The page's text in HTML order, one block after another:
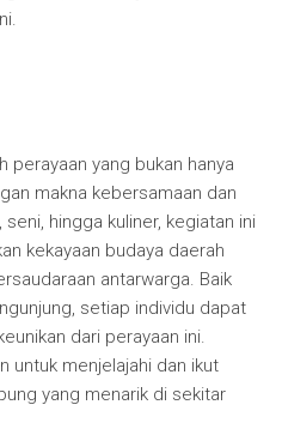
perayaan yang bukan hanya
makna kebersamaan dan
hingga kuliner, kegiatan ini
kekayaan budaya daerah
antarwarga. Baik
setiap individu dapat
dari perayaan ini.
untuk menjelajahi dan ikut
yang menarik di sekitar